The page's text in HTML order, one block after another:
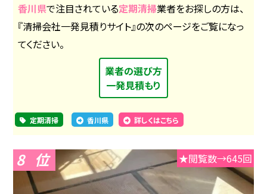
香川県で注目されている定期清掃業者をお探しの方は、
『清掃会社一発見積りサイト』の次のページをご覧になっ
てください。
業者の選び方
一発見積もり
定期清掃 香川県 詳しくはこちら
8 ★閲覧数→645回